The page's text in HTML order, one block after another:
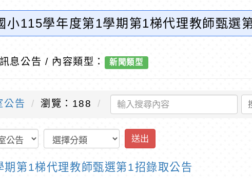
小115學年度第1學期第1梯代理教師甄選
息公告 / 內容類型： 新聞類型
公告 瀏覽：188
送出
第1梯代理教師甄選第1招錄取公告